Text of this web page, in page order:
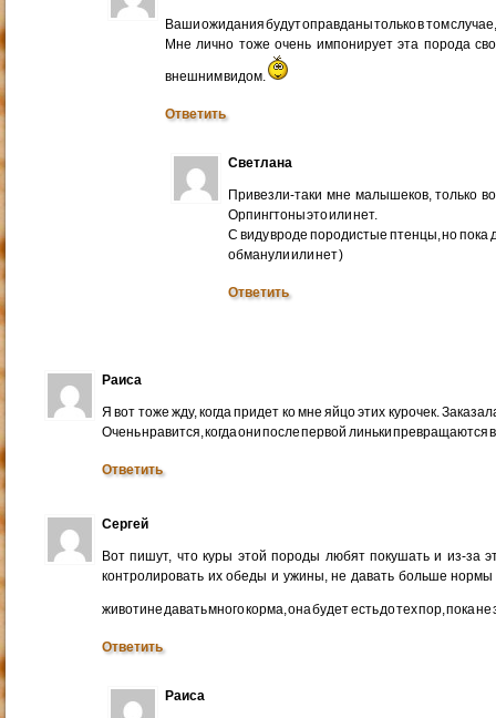
Ваши ожидания будут оправданы только в том
Мне лично тоже очень импонирует эта порода
внешним видом.
Ответить
Светлана
Привезли-таки мне малышеков, только
Орпингтоны это или нет.
С виду вроде породистые птенцы, но пока
обманули или нет )
Ответить
Раиса
Я вот тоже жду, когда придет ко мне яйцо этих курочек.
Очень нравится, когда они после первой линьки превращаются
Ответить
Сергей
Вот пишут, что куры этой породы любят покушать и из-за
контролировать их обеды и ужины, не давать больше
животине давать много корма, она будет есть до тех пор, пока
Ответить
Раиса